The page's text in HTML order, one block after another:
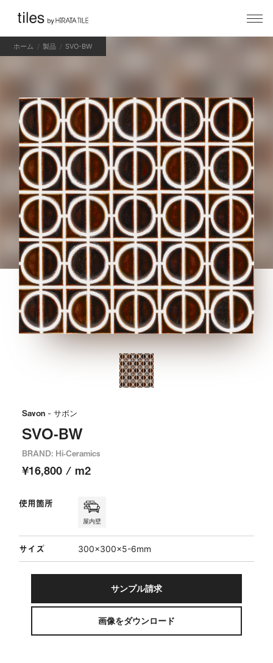
ホーム 製品 SVO-BW
Savon - サボン
SVO-BW
BRAND: Hi-Ceramics
¥16,800 / m2
使用箇所
屋内壁
サイズ 300×300×5-6mm
サンプル請求
画像をダウンロード